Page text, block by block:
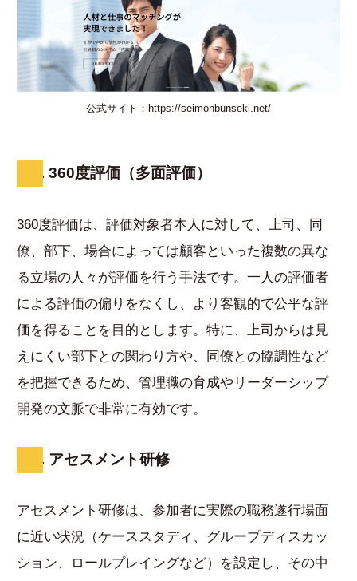
公式サイト： https://seimonbunseki.net/
7. 360度評価（多面評価）
360度評価は、評価対象者本人に対して、上司、同
僚、部下、場合によっては顧客といった複数の異な
る立場の人々が評価を行う手法です。一人の評価者
による評価の偏りをなくし、より客観的で公平な評
価を得ることを目的とします。特に、上司からは見
えにくい部下との関わり方や、同僚との協調性など
を把握できるため、管理職の育成やリーダーシップ
開発の文脈で非常に有効です。
8. アセスメント研修
アセスメント研修は、参加者に実際の職務遂行場面
に近い状況（ケーススタディ、グループディスカッ
ション、ロールプレイングなど）を設定し、その中